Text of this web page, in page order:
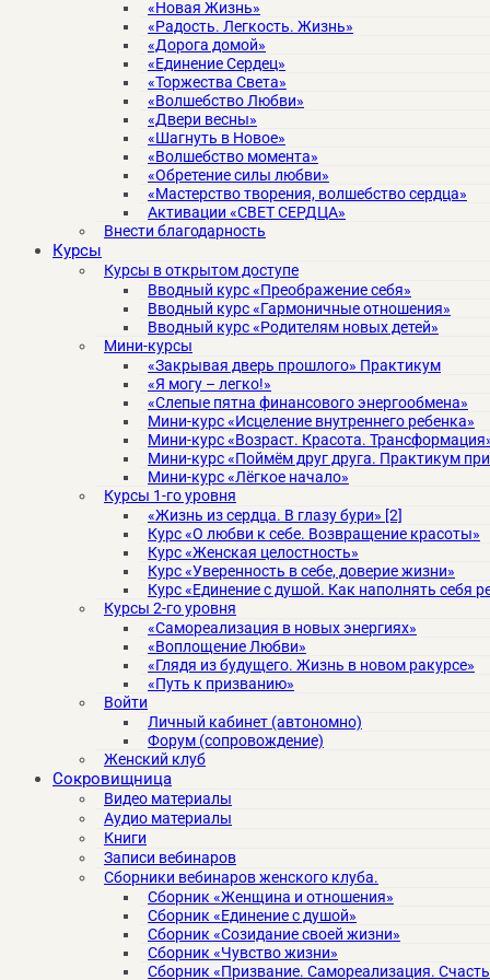
«Новая Жизнь»
«Радость. Легкость. Жизнь»
«Дорога домой»
«Единение Сердец»
«Торжества Света»
«Волшебство Любви»
«Двери весны»
«Шагнуть в Новое»
«Волшебство момента»
«Обретение силы любви»
«Мастерство творения, волшебство сердца»
Активации «СВЕТ СЕРДЦА»
Внести благодарность
Курсы
Курсы в открытом доступе
Вводный курс «Преображение себя»
Вводный курс «Гармоничные отношения»
Вводный курс «Родителям новых детей»
Мини-курсы
«Закрывая дверь прошлого» Практикум
«Я могу – легко!»
«Слепые пятна финансового энергообмена»
Мини-курс «Исцеление внутреннего ребенка»
Мини-курс «Возраст. Красота.
Мини-курс «Поймём друг друга. Практикум
Мини-курс «Лёгкое начало»
Курсы 1-го уровня
«Жизнь из сердца. В глазу бури» [2]
Курс «О любви к себе. Возвращение красоты»
Курс «Женская целостность»
Курс «Уверенность в себе, доверие жизни»
Курс «Единение с душой. Как наполнять себя
Курсы 2-го уровня
«Самореализация в новых энергиях»
«Воплощение Любви»
«Глядя из будущего. Жизнь в новом ракурсе»
«Путь к призванию»
Войти
Личный кабинет (автономно)
Форум (сопровождение)
Женский клуб
Сокровищница
Видео материалы
Аудио материалы
Книги
Записи вебинаров
Сборники вебинаров женского клуба.
Сборник «Женщина и отношения»
Сборник «Единение с душой»
Сборник «Созидание своей жизни»
Сборник «Чувство жизни»
Сборник «Призвание. Самореализация.